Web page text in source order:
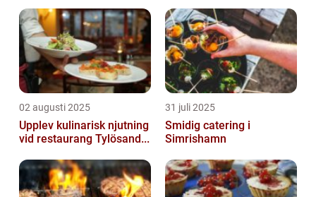
02 augusti 2025
Upplev kulinarisk njutning
vid restaurang Tylösand...
31 juli 2025
Smidig catering i
Simrishamn